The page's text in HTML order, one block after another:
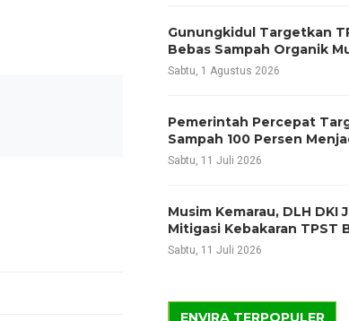
Gunungkidul Targetkan
Bebas Sampah Organik
Sabtu, 1 Agustus 2026
Pemerintah Percepat
Sampah 100 Persen
Sabtu, 11 Juli 2026
Musim Kemarau, DLH DKI
Mitigasi Kebakaran TPST
Sabtu, 11 Juli 2026
ENVIRA TERPOPULER